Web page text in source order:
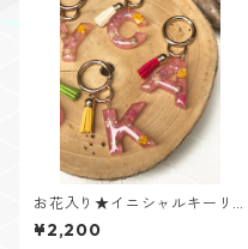
お花入り★イニシャルキーリ
ング【Flower Jewelシリー
ズ】
¥2,200